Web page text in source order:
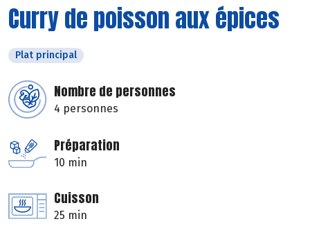
Curry de poisson aux épices
Plat principal
Nombre de personnes
4 personnes
Préparation
10 min
Cuisson
25 min